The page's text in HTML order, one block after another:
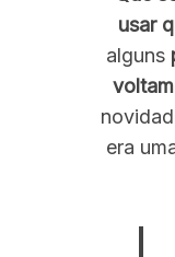
usar
alguns
era